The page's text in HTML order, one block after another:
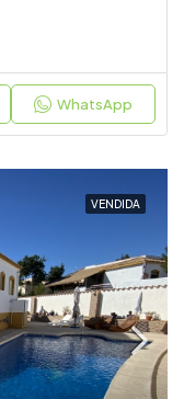
WhatsApp
VENDIDA